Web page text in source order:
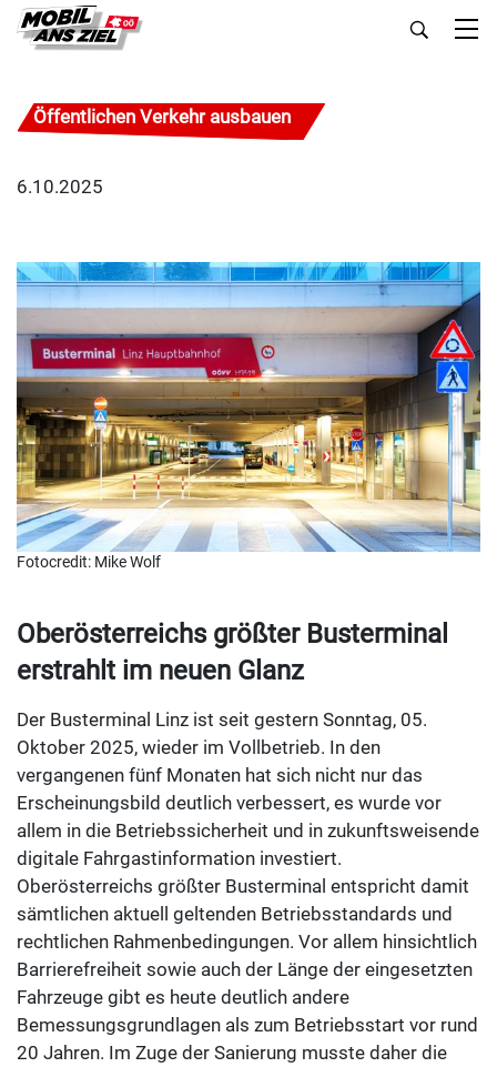
Öffentlichen Verkehr ausbauen
6.10.2025
Fotocredit: Mike Wolf
Oberösterreichs größter Busterminal
erstrahlt im neuen Glanz
Der Busterminal Linz ist seit gestern Sonntag, 05.
Oktober 2025, wieder im Vollbetrieb. In den
vergangenen fünf Monaten hat sich nicht nur das
Erscheinungsbild deutlich verbessert, es wurde vor
allem in die Betriebssicherheit und in zukunftsweisende
digitale Fahrgastinformation investiert.
Oberösterreichs größter Busterminal entspricht damit
sämtlichen aktuell geltenden Betriebsstandards und
rechtlichen Rahmenbedingungen. Vor allem hinsichtlich
Barrierefreiheit sowie auch der Länge der eingesetzten
Fahrzeuge gibt es heute deutlich andere
Bemessungsgrundlagen als zum Betriebsstart vor rund
20 Jahren. Im Zuge der Sanierung musste daher die